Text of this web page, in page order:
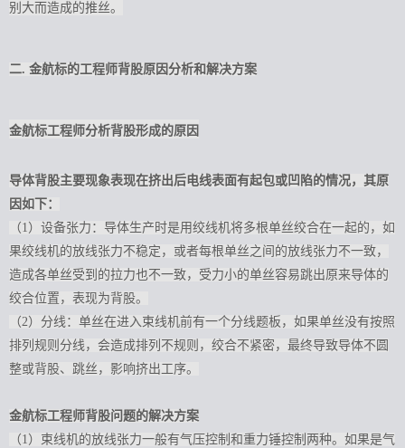
别大而造成的推丝。
二. 金航标的工程师背股原因分析和解决方案
金航标工程师分析背股形成的原因
导体背股主要现象表现在挤出后电线表面有起包或凹陷的情况，其原
因如下：
（1）设备张力：导体生产时是用绞线机将多根单丝绞合在一起的，如
果绞线机的放线张力不稳定，或者每根单丝之间的放线张力不一致，
造成各单丝受到的拉力也不一致，受力小的单丝容易跳出原来导体的
绞合位置，表现为背股。
（2）分线：单丝在进入束线机前有一个分线题板，如果单丝没有按照
排列规则分线，会造成排列不规则，绞合不紧密，最终导致导体不圆
整或背股、跳丝，影响挤出工序。
金航标工程师背股问题的解决方案
（1）束线机的放线张力一般有气压控制和重力锤控制两种。如果是气